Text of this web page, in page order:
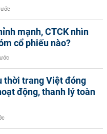
mạnh, CTCK nhìn
cổ phiếu nào?
thời trang Việt đóng
động, thanh lý toàn